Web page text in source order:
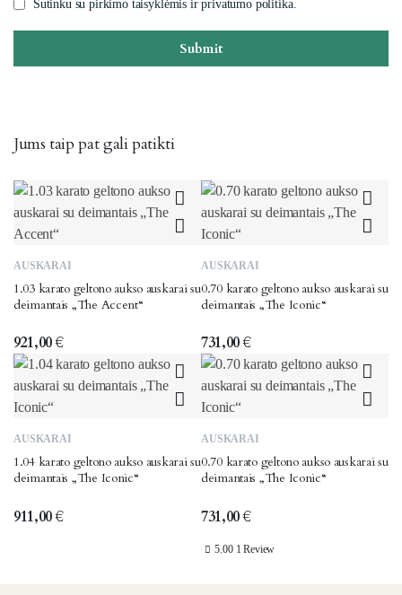
Sutinku su pirkimo taisyklėmis ir privatumo politika.
Submit
Jums taip pat gali patikti
AUSKARAI
1.03 karato geltono aukso auskarai su
deimantais „The Accent“
921,00€
AUSKARAI
0.70 karato geltono aukso auskarai su
deimantais „The Iconic“
731,00€
AUSKARAI
1.04 karato geltono aukso auskarai su
deimantais „The Iconic“
911,00€
AUSKARAI
0.70 karato geltono aukso auskarai su
deimantais „The Iconic“
731,00€
5.001 Review